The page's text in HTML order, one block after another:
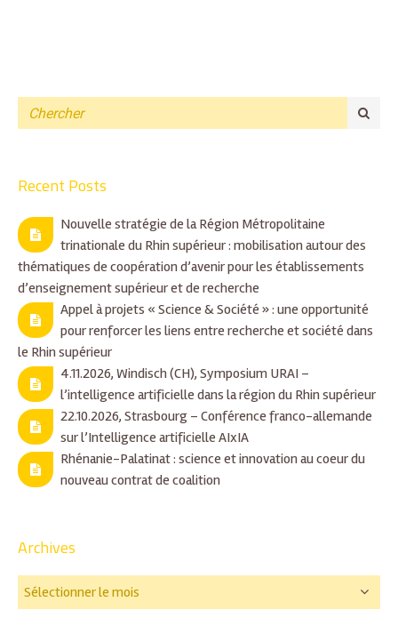
Recent Posts
Nouvelle stratégie de la Région Métropolitaine
trinationale du Rhin supérieur : mobilisation autour des
thématiques de coopération d’avenir pour les établissements
d’enseignement supérieur et de recherche
Appel à projets « Science & Société » : une opportunité
pour renforcer les liens entre recherche et société dans
le Rhin supérieur
4.11.2026, Windisch (CH), Symposium URAI –
l’intelligence artificielle dans la région du Rhin supérieur
22.10.2026, Strasbourg – Conférence franco-allemande
sur l’Intelligence artificielle AIxIA
Rhénanie-Palatinat : science et innovation au coeur du
nouveau contrat de coalition
Archives